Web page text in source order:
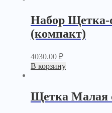
Набор Щетка-
(компакт)
4030.00 ₽
В корзину
Щетка Малая